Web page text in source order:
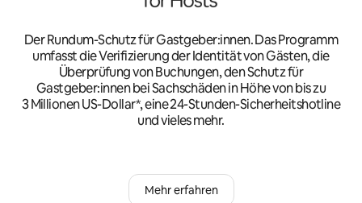
Der Rundum-Schutz für Gastgeber:innen. Das Programm
umfasst die Verifizierung der Identität von Gästen, die
Überprüfung von Buchungen, den Schutz für
Gastgeber:innen bei Sachschäden in Höhe von bis zu
3 Millionen US-Dollar*, eine 24-Stunden-Sicherheitshotline
und vieles mehr.
Mehr erfahren